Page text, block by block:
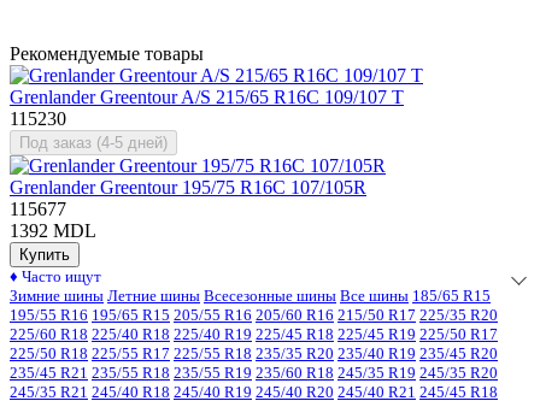
Рекомендуемые товары
Grenlander Greentour A/S 215/65 R16C 109/107 T
115230
Под заказ (4-5 дней)
Grenlander Greentour 195/75 R16C 107/105R
115677
1392 MDL
Купить
♦ Часто ищут
Зимние шины Летние шины Всесезонные шины Все шины 185/65 R15
195/55 R16 195/65 R15 205/55 R16 205/60 R16 215/50 R17 225/35 R20
225/60 R18 225/40 R18 225/40 R19 225/45 R18 225/45 R19 225/50 R17
225/50 R18 225/55 R17 225/55 R18 235/35 R20 235/40 R19 235/45 R20
235/45 R21 235/55 R18 235/55 R19 235/60 R18 245/35 R19 245/35 R20
245/35 R21 245/40 R18 245/40 R19 245/40 R20 245/40 R21 245/45 R18